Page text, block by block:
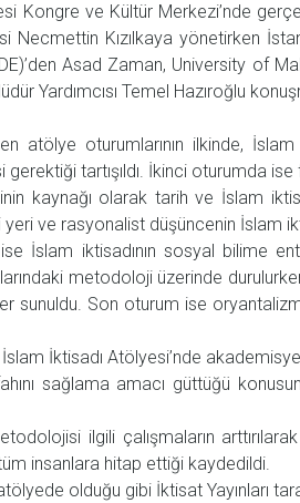
Kongre ve Kültür Merkezi’nde
Kızılkaya yönetirken
Asad Zaman, University of
Yardımcısı Temel Hazıroğlu
atölye oturumlarının ilkinde, İslam
tartışıldı. İkinci oturumda ise
kaynağı olarak tarih ve İslam
ve rasyonalist düşüncenin İslam
iktisadının sosyal bilime
metodoloji üzerinde
sunuldu. Son oturum ise
İktisadı Atölyesi’nde
sağlama amacı güttüğü
ilgili çalışmaların
insanlara hitap ettiği kaydedildi.
olduğu gibi İktisat Yayınları